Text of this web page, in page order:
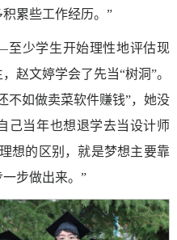
累些工作经历。”
少学生开始理性地评估现
赵文婷学会了先当“树洞”。
不如做卖菜软件赚钱”，她没
己当年也想退学去当设计师
想的区别，就是梦想主要靠
步做出来。”